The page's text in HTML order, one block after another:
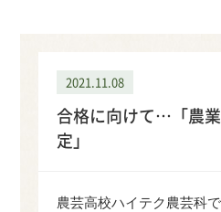
2021.11.08
合格に向けて…「農
定」
農芸高校ハイテク農芸科